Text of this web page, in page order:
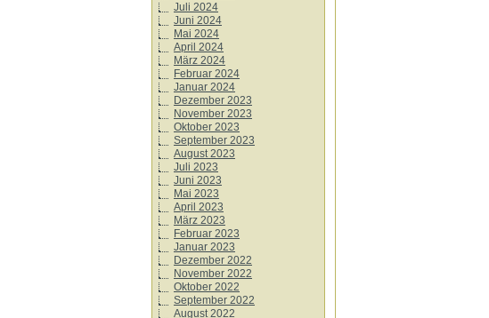
Juli 2024
Juni 2024
Mai 2024
April 2024
März 2024
Februar 2024
Januar 2024
Dezember 2023
November 2023
Oktober 2023
September 2023
August 2023
Juli 2023
Juni 2023
Mai 2023
April 2023
März 2023
Februar 2023
Januar 2023
Dezember 2022
November 2022
Oktober 2022
September 2022
August 2022